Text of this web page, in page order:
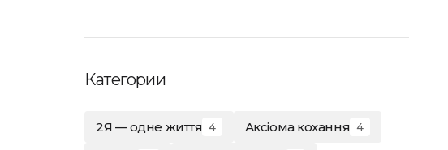
Категории
2Я — одне життя 4 Аксіома кохання 4